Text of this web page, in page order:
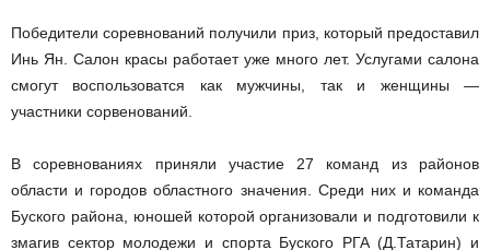
Победители соревнований получили приз, который предоставил
Инь Ян. Салон красы работает уже много лет. Услугами салона
смогут воспользоватся как мужчины, так и женщины —
участники сорвенований.
В соревнованиях приняли участие 27 команд из районов
области и городов областного значения. Среди них и команда
Буского района, юношей которой организовали и подготовили к
змагив сектор молодежи и спорта Буского РГА (Д.Татарин) и